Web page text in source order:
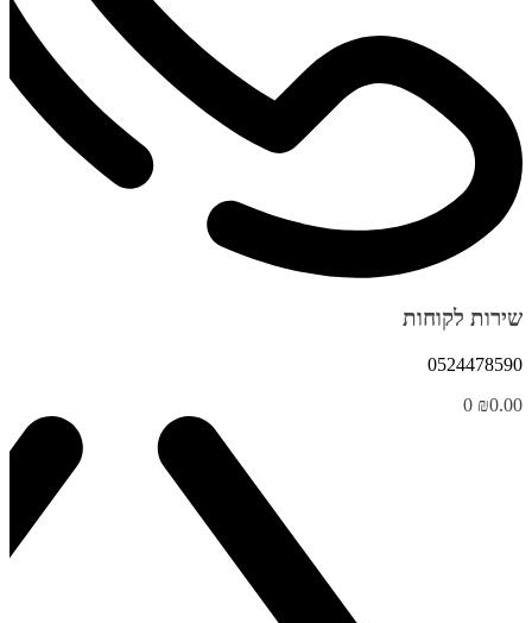
שירות לקוחות
0524478590
₪0.00
0